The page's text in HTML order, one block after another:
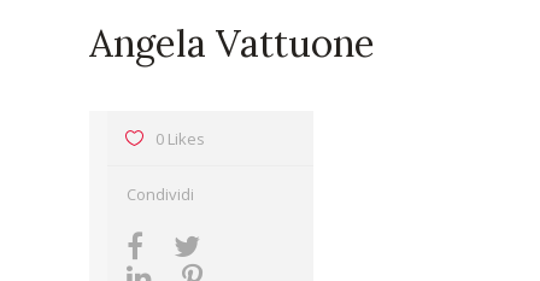
Angela Vattuone
0 Likes
Condividi